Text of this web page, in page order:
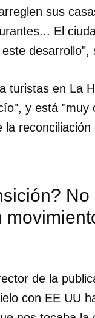
sus
El
desarrollo",
turistas en La
y está "muy
reconciliación
No
de la
con EE UU